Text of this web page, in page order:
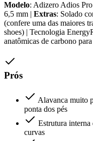
Modelo: Adizero Adios
6,5 mm | Extras: Solado
(confere uma das maiores
shoes) | Tecnologia
anatômicas de carbono
Prós
Alavanca muito
ponta dos pés
Estrutura interna
curvas